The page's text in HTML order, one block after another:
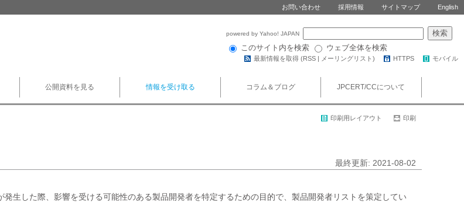
お問い合わせ 採用情報 サイトマップ English
powered by Yahoo! JAPAN
このサイト内を検索 ウェブ全体を検索
最新情報を取得 (RSS | メーリングリスト ) HTTPS モバイル
公開資料を見る 情報を受け取る コラム＆ブログ JPCERT/CCについて
印刷用レイアウト 印刷
最終更新: 2021-08-02
発生した際、影響を受ける可能性のある製品開発者を特定するための目的で、製品開発者リストを策定してい